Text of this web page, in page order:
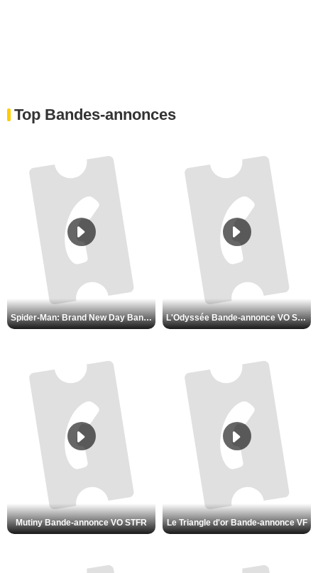
Top Bandes-annonces
Spider-Man: Brand New Day Bande-annonce VO STFR L'Odyssée Bande-annonce VO STFR
Mutiny Bande-annonce VO STFR Le Triangle d'or Bande-annonce VF